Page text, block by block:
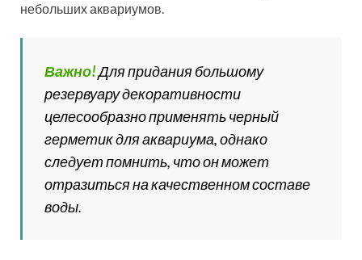
небольших аквариумов.
Важно!Для придания большому
резервуару декоративности
целесообразно применять черный
герметик для аквариума, однако
следует помнить, что он может
отразиться на качественном составе
воды.